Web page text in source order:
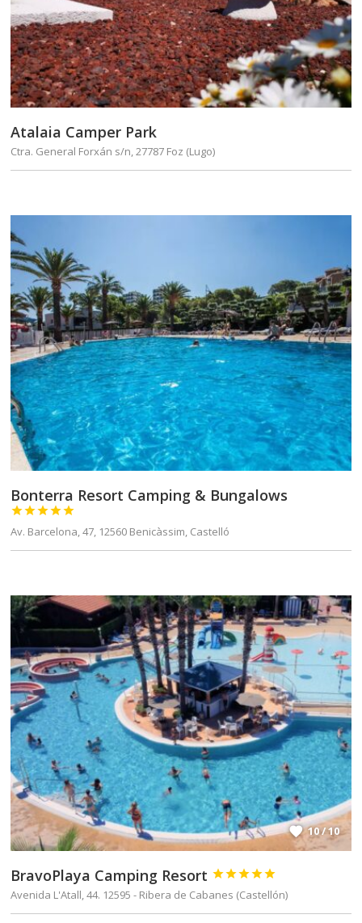
Atalaia Camper Park
Ctra. General Forxán s/n, 27787 Foz (Lugo)
Bonterra Resort Camping & Bungalows





Av. Barcelona, 47, 12560 Benicàssim, Castelló
10 / 10
BravoPlaya Camping Resort 




Avenida L'Atall, 44. 12595 - Ribera de Cabanes (Castellón)